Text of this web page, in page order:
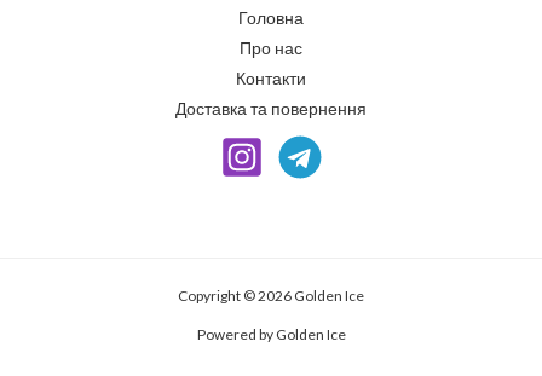
Головна
Про нас
Контакти
Доставка та повернення
Copyright © 2026 Golden Ice
Powered by Golden Ice